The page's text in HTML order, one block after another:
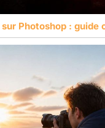
Photoshop : guide